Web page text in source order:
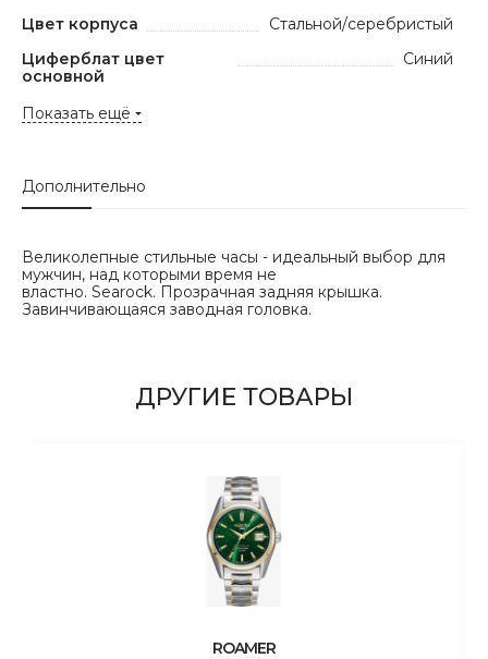
Цвет корпуса
Стальной/серебристый
Циферблат цвет
основной
Синий
Показать ещё
Дополнительно
Великолепные стильные часы - идеальный выбор для
мужчин, над которыми время не
властно. Searock. Прозрачная задняя крышка.
Завинчивающаяся заводная головка.
ДРУГИЕ ТОВАРЫ
ROAMER